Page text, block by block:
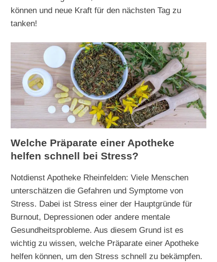
können und neue Kraft für den nächsten Tag zu
tanken!
Welche Präparate einer Apotheke
helfen schnell bei Stress?
Notdienst Apotheke Rheinfelden: Viele Menschen
unterschätzen die Gefahren und Symptome von
Stress. Dabei ist Stress einer der Hauptgründe für
Burnout, Depressionen oder andere mentale
Gesundheitsprobleme. Aus diesem Grund ist es
wichtig zu wissen, welche Präparate einer Apotheke
helfen können, um den Stress schnell zu bekämpfen.